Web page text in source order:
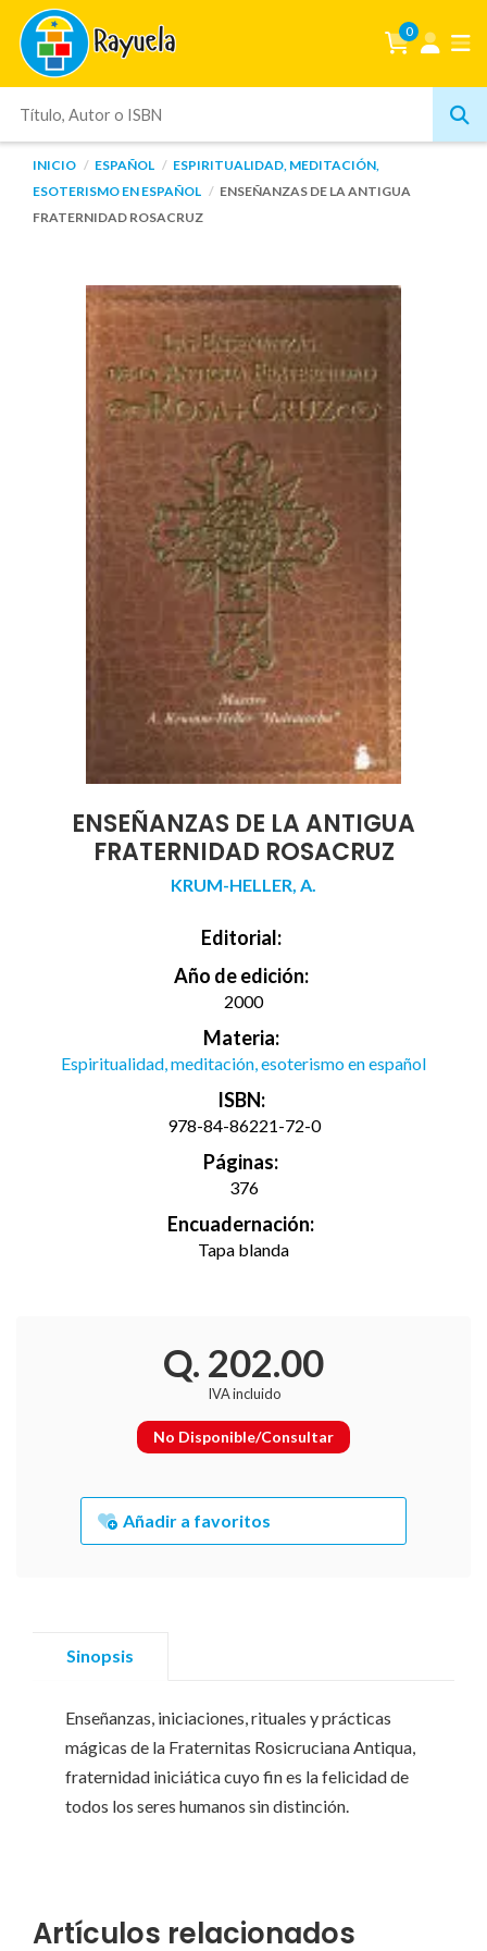
0
INICIO ESPAÑOL
ESPIRITUALIDAD, MEDITACIÓN,
ESOTERISMO EN ESPAÑOL
ENSEÑANZAS DE LA ANTIGUA
FRATERNIDAD ROSACRUZ
ENSEÑANZAS DE LA ANTIGUA
FRATERNIDAD ROSACRUZ
KRUM-HELLER, A.
Editorial:
Año de edición:
2000
Materia:
Espiritualidad, meditación, esoterismo en español
ISBN:
978-84-86221-72-0
Páginas:
376
Encuadernación:
Tapa blanda
Q. 202.00
IVA incluido
No Disponible/Consultar
Añadir a favoritos
Sinopsis
Enseñanzas, iniciaciones, rituales y prácticas
mágicas de la Fraternitas Rosicruciana Antiqua,
fraternidad iniciática cuyo fin es la felicidad de
todos los seres humanos sin distinción.
Artículos relacionados